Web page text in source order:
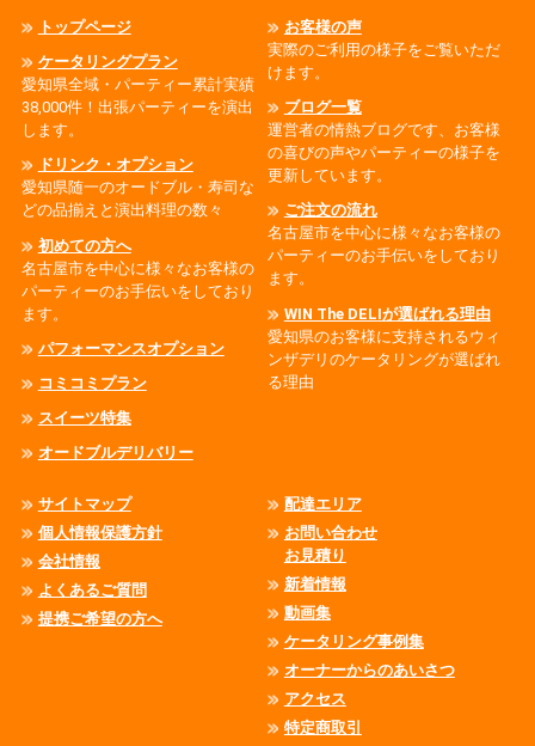
トップページ
ケータリングプラン
愛知県全域・パーティー累計実績
38,000件！出張パーティーを演出
します。
ドリンク・オプション
愛知県随一のオードブル・寿司な
どの品揃えと演出料理の数々
初めての方へ
名古屋市を中心に様々なお客様の
パーティーのお手伝いをしており
ます。
パフォーマンスオプション
コミコミプラン
スイーツ特集
オードブルデリバリー
お客様の声
実際のご利用の様子をご覧いただ
けます。
ブログ一覧
運営者の情熱ブログです、お客様
の喜びの声やパーティーの様子を
更新しています。
ご注文の流れ
名古屋市を中心に様々なお客様の
パーティーのお手伝いをしており
ます。
WIN The DELIが選ばれる理由
愛知県のお客様に支持されるウィ
ンザデリのケータリングが選ばれ
る理由
サイトマップ
個人情報保護方針
会社情報
よくあるご質問
提携ご希望の方へ
配達エリア
お問い合わせ
お見積り
新着情報
動画集
ケータリング事例集
オーナーからのあいさつ
アクセス
特定商取引